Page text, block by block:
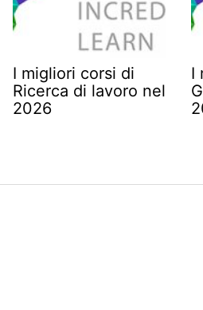
I migliori corsi di
Ricerca di lavoro nel
2026
I